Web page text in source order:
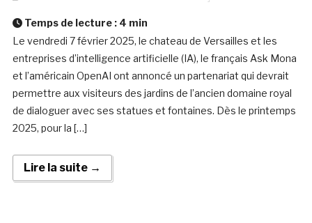
Temps de lecture : 4 min
Le vendredi 7 février 2025, le chateau de Versailles et les
entreprises d’intelligence artificielle (IA), le français Ask Mona
et l’américain OpenAI ont annoncé un partenariat qui devrait
permettre aux visiteurs des jardins de l’ancien domaine royal
de dialoguer avec ses statues et fontaines. Dès le printemps
2025, pour la […]
Lire la suite →